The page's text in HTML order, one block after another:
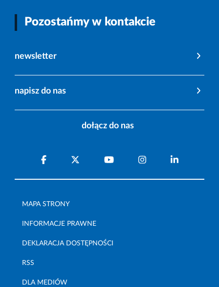
Pozostańmy w kontakcie
newsletter
napisz do nas
dołącz do nas
MAPA STRONY
INFORMACJE PRAWNE
DEKLARACJA DOSTĘPNOŚCI
RSS
DLA MEDIÓW